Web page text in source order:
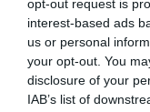
opt-out request is
interest-based ads
us or personal
your opt-out. You
disclosure of your
IAB’s list of
δίπλα σε
ΠΟΛΙΤΙΚΗ